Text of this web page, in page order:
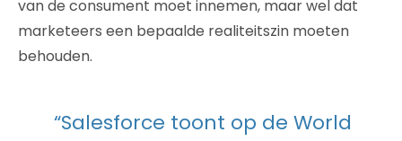
van de consument moet innemen, maar wel dat
marketeers een bepaalde realiteitszin moeten
behouden.
“Salesforce toont op de World